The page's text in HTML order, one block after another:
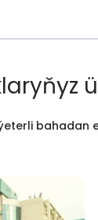
bahadan